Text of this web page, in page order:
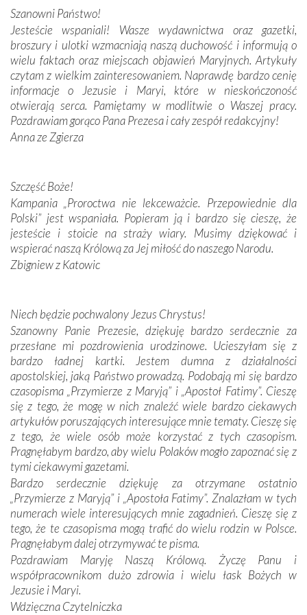
budowniczych.
Podążyliśmy też śladami fatimskich wizjonerów – Łucji
dos Santos oraz świętych Hiacynty i Franciszka Marto.
Modliliśmy się przy ich grobach. Odprawiliśmy Drogę
Krzyżową w ich rodzinnych stronach, odwiedziliśmy
domy, w których żyli.
W miejscu objawień Matki Bożej zapaliliśmy świece
Podczas tej kilkudniowej wyprawy na każdym kroku
spotykaliśmy się z serdeczną otwartością
Portugalczyków. Podziwialiśmy ich ludową sztukę i
zwyczaje. Mimo że nasze kraje są od siebie bardzo
oddalone, w żaden sposób nie czuliśmy się obco.
Sprawiła to oczywiście sama Matka Boża, ale też
kulturowa bliskość biorąca swój początek w naszej
mieliśmy okazję przekonać się, że Maryja swoją opieką
otacza nie tylko nasz naród, lecz wszystkie nacje, które
się Jej ufnie oddają, a także każdą osobę, która zawierza
Jej siebie oraz swych bliskich.
Dzieje Portugalii to również historia wierności Bogu i
odstępstw, także w życiu władców. Trudne momenty w
wymiarze tak osobistym, jak i zbiorowym, przypominają o
konieczności ciągłego zabiegania o własną duszę i o łaskę
Opatrzności. Wierność przynosi pomyślność –
przynajmniej w życiu duchowym. Odstępstwo owocuje
nieszczęściem i śmiercią. Te uniwersalne prawdy
przychodziły na myśl, gdy słuchaliśmy opowieści
przewodników o portugalskich monarchach i wodzach,
zwycięskich bitwach i nieszczęśliwych losach grzesznych
kochanków.
Byli tym razem pośród Apostołów Fatimy reprezentanci
każdego spośród żyjących pokoleń. Najmłodszy uczestnik
liczył sobie 13 lat, zaś senior, pan Zdzisław – już 94.
Szanowni Państwo!
Jesteście wspaniali! Wasze wydawnictwa oraz gazetki,
broszury i ulotki wzmacniają naszą duchowość i informują o
wielu faktach oraz miejscach objawień Maryjnych. Artykuły
czytam z wielkim zainteresowaniem. Naprawdę bardzo cenię
informacje o Jezusie i Maryi, które w nieskończoność
otwierają serca. Pamiętamy w modlitwie o Waszej pracy.
Pozdrawiam gorąco Pana Prezesa i cały zespół redakcyjny!
Anna ze Zgierza
Szczęść Boże!
Kampania „Proroctwa nie lekceważcie. Przepowiednie dla
Polski” jest wspaniała. Popieram ją i bardzo się cieszę, że
jesteście i stoicie na straży wiary. Musimy dziękować i
wspierać naszą Królową za Jej miłość do naszego Narodu.
Zbigniew z Katowic
Niech będzie pochwalony Jezus Chrystus!
Szanowny Panie Prezesie, dziękuję bardzo serdecznie za
przesłane mi pozdrowienia urodzinowe. Ucieszyłam się z
bardzo ładnej kartki. Jestem dumna z działalności
apostolskiej, jaką Państwo prowadzą. Podobają mi się bardzo
czasopisma „Przymierze z Maryją” i „Apostoł Fatimy”. Cieszę
się z tego, że mogę w nich znaleźć wiele bardzo ciekawych
artykułów poruszających interesujące mnie tematy. Cieszę się
z tego, że wiele osób może korzystać z tych czasopism.
Pragnęłabym bardzo, aby wielu Polaków mogło zapoznać się z
tymi ciekawymi gazetami.
Bardzo serdecznie dziękuję za otrzymane ostatnio
„Przymierze z Maryją” i „Apostoła Fatimy”. Znalazłam w tych
numerach wiele interesujących mnie zagadnień. Cieszę się z
tego, że te czasopisma mogą trafić do wielu rodzin w Polsce.
Pragnęłabym dalej otrzymywać te pisma.
Pozdrawiam Maryję Naszą Królową. Życzę Panu i
współpracownikom dużo zdrowia i wielu łask Bożych w
Jezusie i Maryi.
Wdzięczna Czytelniczka